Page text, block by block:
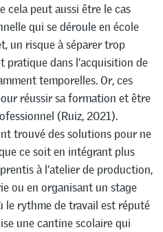
cela peut aussi être le cas
qui se déroule en école
un risque à séparer trop
dans l’acquisition de
temporelles. Or, ces
réussir sa formation et être
(Ruiz, 2021).
trouvé des solutions pour ne
ce soit en intégrant plus
à l’atelier de production,
ou en organisant un stage
le rythme de travail est réputé
une cantine scolaire qui